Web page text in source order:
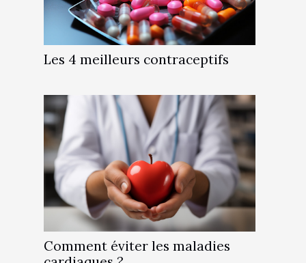
Les 4 meilleurs contraceptifs
Comment éviter les maladies